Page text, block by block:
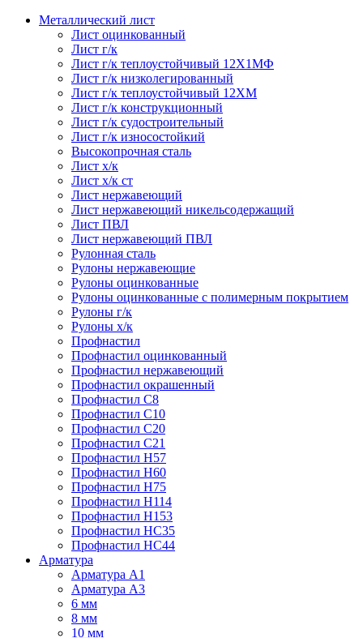
Металлический лист
Лист оцинкованный
Лист г/к
Лист г/к теплоустойчивый 12Х1МФ
Лист г/к низколегированный
Лист г/к теплоустойчивый 12ХМ
Лист г/к конструкционный
Лист г/к судостроительный
Лист г/к износостойкий
Высокопрочная сталь
Лист х/к
Лист х/к ст
Лист нержавеющий
Лист нержавеющий никельсодержащий
Лист ПВЛ
Лист нержавеющий ПВЛ
Рулонная сталь
Рулоны нержавеющие
Рулоны оцинкованные
Рулоны оцинкованные с полимерным покрытием
Рулоны г/к
Рулоны х/к
Профнастил
Профнастил оцинкованный
Профнастил нержавеющий
Профнастил окрашенный
Профнастил С8
Профнастил С10
Профнастил С20
Профнастил С21
Профнастил Н57
Профнастил Н60
Профнастил Н75
Профнастил Н114
Профнастил Н153
Профнастил НС35
Профнастил НС44
Арматура
Арматура А1
Арматура А3
6 мм
8 мм
10 мм